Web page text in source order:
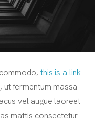
this is a link
fermentum massa
vel augue laoreet
mattis consectetur